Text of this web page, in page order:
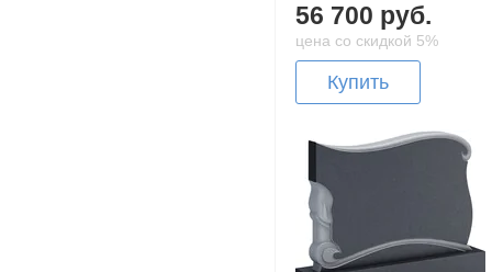
56 700 руб.
цена со скидкой 5%
Купить